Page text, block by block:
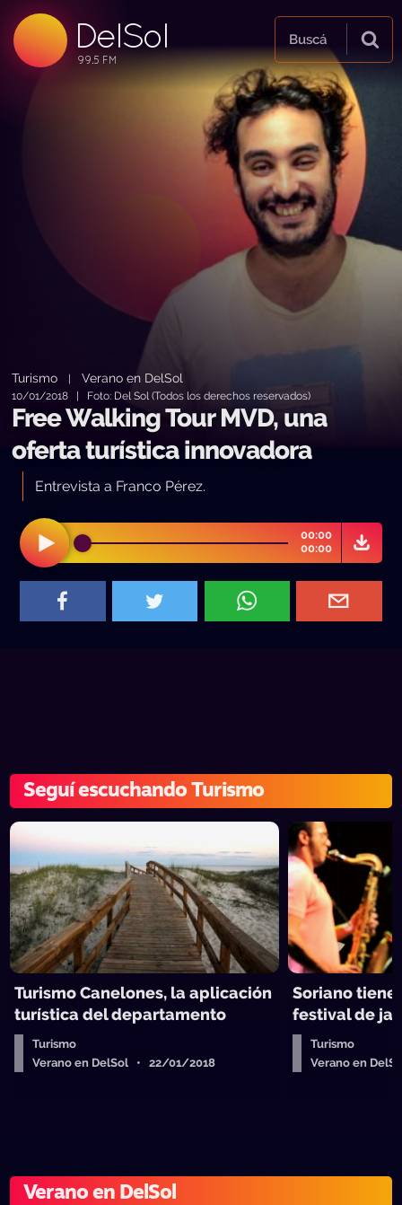
DelSol
99.5 FM
99.5 FM
99.5 FM
Buscá
Turismo |Verano en DelSol
10/01/2018 | Foto: Del Sol (Todos los derechos reservados)
Free Walking Tour MVD, una
oferta turística innovadora
Entrevista a Franco Pérez.
00:00
00:00
Seguí escuchando Turismo
Turismo Canelones, la aplicación
turística del departamento
Turismo
Verano en DelSol • 22/01/2018
Soriano tiene
festival de
Turismo
Verano en
Verano en DelSol